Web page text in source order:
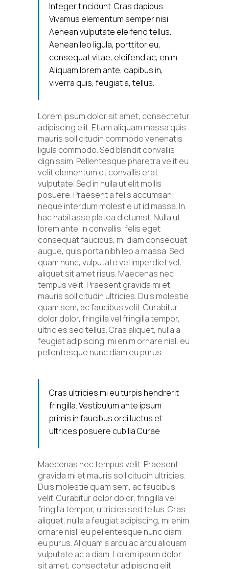
Integer tincidunt. Cras dapibus.
Vivamus elementum semper nisi.
Aenean vulputate eleifend tellus.
Aenean leo ligula, porttitor eu,
consequat vitae, eleifend ac, enim.
Aliquam lorem ante, dapibus in,
viverra quis, feugiat a, tellus.
Lorem ipsum dolor sit amet, consectetur
adipiscing elit. Etiam aliquam massa quis
mauris sollicitudin commodo venenatis
ligula commodo. Sed blandit convallis
dignissim. Pellentesque pharetra velit eu
velit elementum et convallis erat
vulputate. Sed in nulla ut elit mollis
posuere. Praesent a felis accumsan
neque interdum molestie ut id massa. In
hac habitasse platea dictumst. Nulla ut
lorem ante. In convallis, felis eget
consequat faucibus, mi diam consequat
augue, quis porta nibh leo a massa. Sed
quam nunc, vulputate vel imperdiet vel,
aliquet sit amet risus. Maecenas nec
tempus velit. Praesent gravida mi et
mauris sollicitudin ultricies. Duis molestie
quam sem, ac faucibus velit. Curabitur
dolor dolor, fringilla vel fringilla tempor,
ultricies sed tellus. Cras aliquet, nulla a
feugiat adipiscing, mi enim ornare nisl, eu
pellentesque nunc diam eu purus.
Cras ultricies mi eu turpis hendrerit
fringilla. Vestibulum ante ipsum
primis in faucibus orci luctus et
ultrices posuere cubilia Curae
Maecenas nec tempus velit. Praesent
gravida mi et mauris sollicitudin ultricies.
Duis molestie quam sem, ac faucibus
velit. Curabitur dolor dolor, fringilla vel
fringilla tempor, ultricies sed tellus. Cras
aliquet, nulla a feugiat adipiscing, mi enim
ornare nisl, eu pellentesque nunc diam
eu purus. Aliquam a arcu ac arcu aliquam
vulputate ac a diam. Lorem ipsum dolor
sit amet, consectetur adipiscing elit.